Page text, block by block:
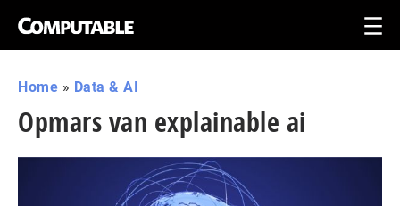
Home » Data & AI
Opmars van explainable ai